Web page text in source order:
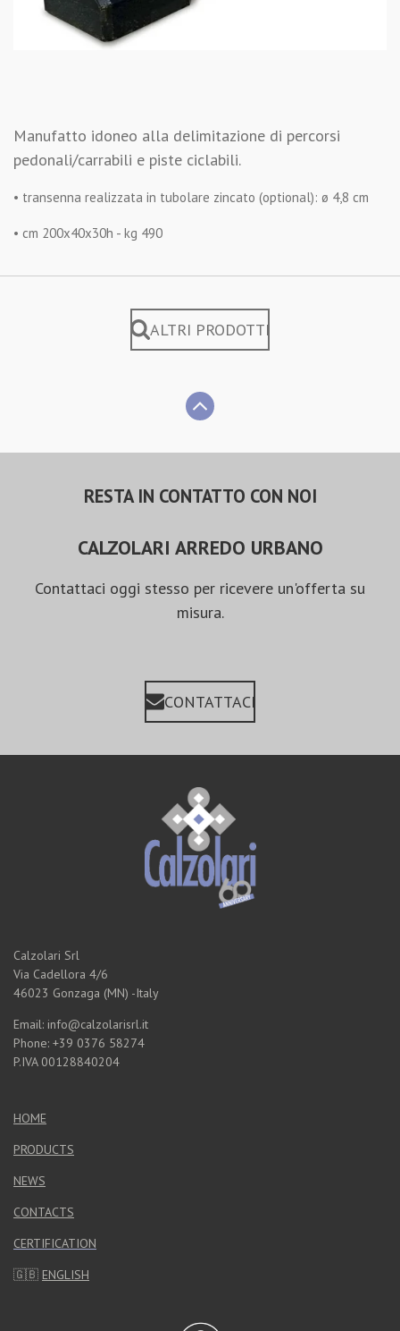
Manufatto idoneo alla delimitazione di percorsi
pedonali/carrabili e piste ciclabili.
• transenna realizzata in tubolare zincato (optional): ø 4,8 cm
• cm 200x40x30h - kg 490
ALTRI PRODOTTI
RESTA IN CONTATTO CON NOI
CALZOLARI ARREDO URBANO
Contattaci oggi stesso per ricevere un'offerta su
misura.
CONTATTACI
Calzolari Srl
Via Cadellora 4/6
46023 Gonzaga (MN) -Italy
Email: info@calzolarisrl.it
Phone: +39 0376 58274
P.IVA 00128840204
HOME
PRODUCTS
NEWS
CONTACTS
CERTIFICATION
🇬🇧 ENGLISH